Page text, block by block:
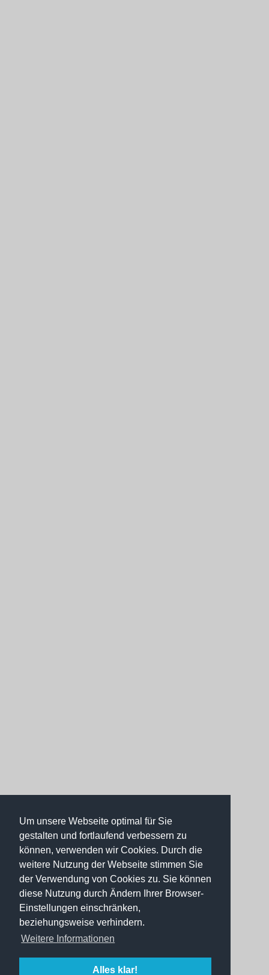
Um unsere Webseite optimal für Sie
gestalten und fortlaufend verbessern zu
können, verwenden wir Cookies. Durch die
weitere Nutzung der Webseite stimmen Sie
der Verwendung von Cookies zu. Sie können
diese Nutzung durch Ändern Ihrer Browser-
Einstellungen einschränken,
beziehungsweise verhindern.
Weitere Informationen
Alles klar!